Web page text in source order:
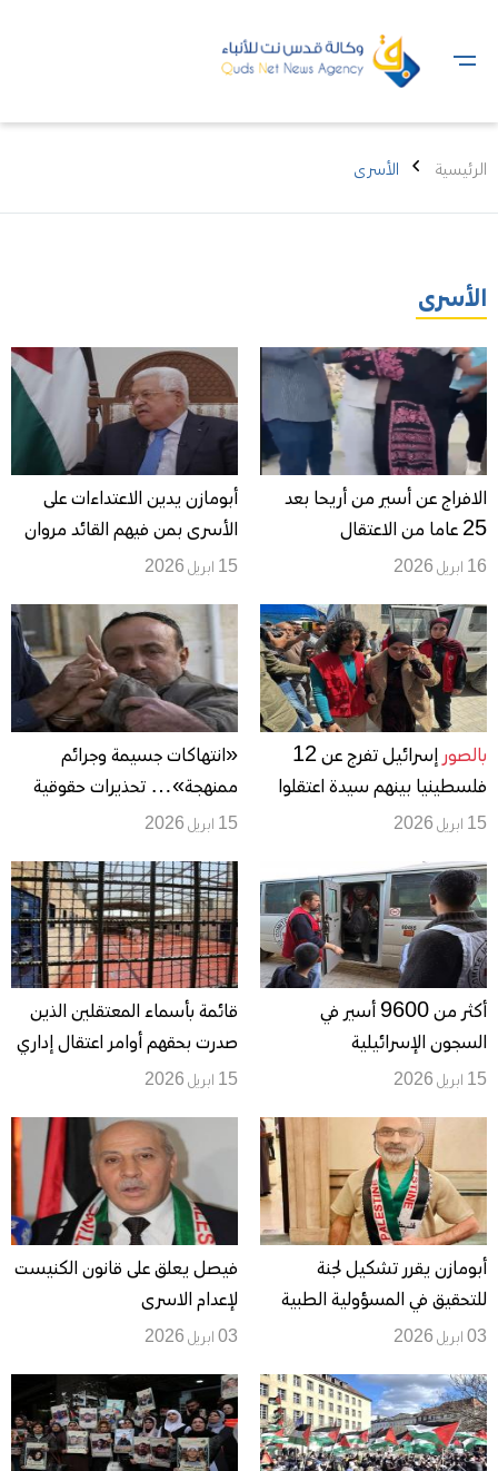
الرئيسية الأسرى
الأسرى
الافراج عن أسير من أريحا بعد
25 عاما من الاعتقال
16 ابريل 2026
أبومازن يدين الاعتداءات على
الأسرى بمن فيهم القائد مروان
البرغوثي
15 ابريل 2026
بالصور
إسرائيل تفرج عن 12
فلسطينيا بينهم سيدة اعتقلوا
من قطاع غزة بعد السابع من
15 ابريل 2026
«انتهاكات جسيمة وجرائم
ممنهجة»… تحذيرات حقوقية
من استهداف حياة الأسير مروان
15 ابريل 2026
أكثر من 9600 أسير في
السجون الإسرائيلية
15 ابريل 2026
قائمة بأسماء المعتقلين الذين
صدرت بحقهم أوامر اعتقال إداري
15 ابريل 2026
أبومازن يقرر تشكيل لجنة
للتحقيق في المسؤولية الطبية
عن استشهاد الأسير المحرر رياض
03 ابريل 2026
فيصل يعلق على قانون الكنيست
لإعدام الاسرى
03 ابريل 2026